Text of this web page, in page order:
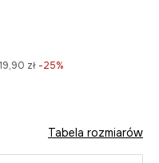
19,90 zł -25%
Tabela rozmiarów